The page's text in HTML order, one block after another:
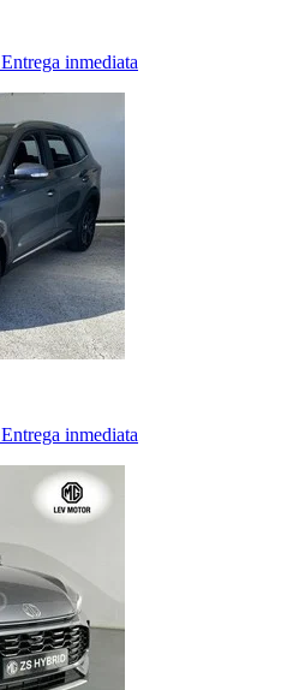
Entrega inmediata
Entrega inmediata